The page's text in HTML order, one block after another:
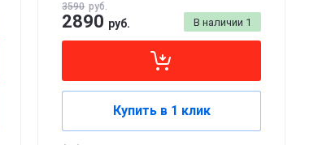
В наличии 1
3590 руб.
2890 руб.
Купить в 1 клик